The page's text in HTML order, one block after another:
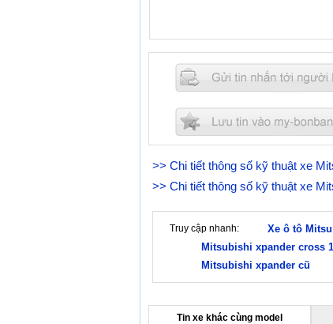
>> Chi tiết thông số kỹ thuật xe
>> Chi tiết thông số kỹ thuật xe
Truy cập nhanh: Xe ô tô
Mitsubishi xpander cross
Mitsubishi xpander cũ
Tin xe khác cùng model